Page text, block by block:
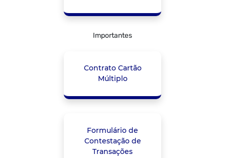
Importantes
Contrato Cartão
Múltiplo
Formulário de
Contestação de
Transações